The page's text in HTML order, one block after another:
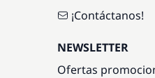
¡Contáctanos!
NEWSLETTER
Ofertas